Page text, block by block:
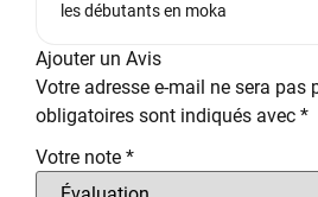
les débutants en moka
Ajouter un Avis
Votre adresse e-mail ne sera pas
obligatoires sont indiqués avec *
Votre note *